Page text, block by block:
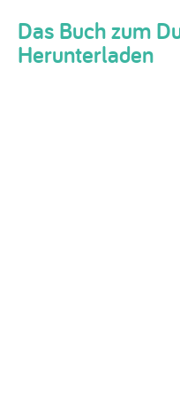
Das Buch zum
Herunterladen